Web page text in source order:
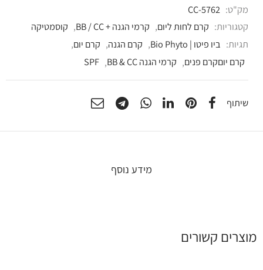
מק"ט: CC-5762
קטגוריות: קרם לחות ליום, קרמי הגנה + BB / CC , קוסמטיקה
תגיות: ביו פיטו | Bio Phyto , קרם הגנה, קרם יום,
קרם יוםקרם פנים, קרמי הגנה BB & CC ,
SPF
שיתוף
מידע נוסף
מוצרים קשורים